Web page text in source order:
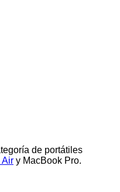
de portátiles
Air y MacBook Pro.